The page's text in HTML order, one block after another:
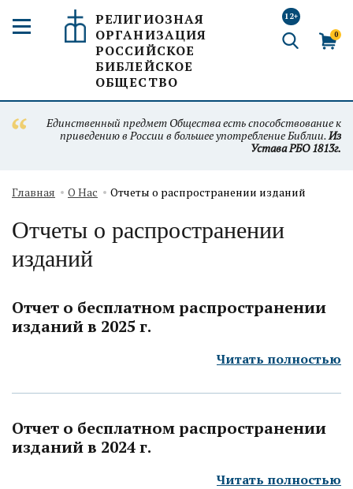
РЕЛИГИОЗНАЯ
ОРГАНИЗАЦИЯ
РОССИЙСКОЕ
БИБЛЕЙСКОЕ
ОБЩЕСТВО
12+
0
Единственный предмет Общества есть способствование к
приведению в России в большее употребление Библии.Из
Устава РБО 1813г.
Главная О Нас Отчеты о распространении изданий
Отчеты о распространении
изданий
Отчет о бесплатном распространении
изданий в 2025 г.
Читать полностью
Отчет о бесплатном распространении
изданий в 2024 г.
Читать полностью